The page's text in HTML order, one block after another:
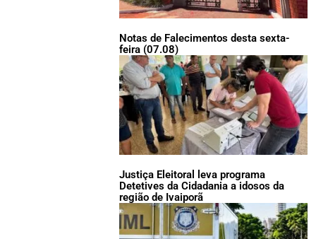
Notas de Falecimentos desta sexta-
feira (07.08)
Justiça Eleitoral leva programa
Detetives da Cidadania a idosos da
região de Ivaiporã